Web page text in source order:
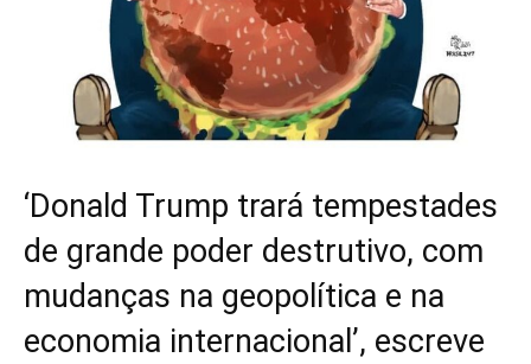
‘Donald Trump trará tempestades
de grande poder destrutivo, com
mudanças na geopolítica e na
economia internacional’, escreve